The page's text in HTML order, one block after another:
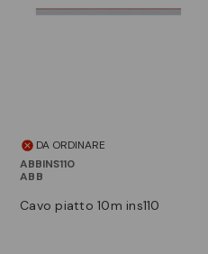
DA ORDINARE
ABBINS110
ABB
cavo piatto 10m ins110